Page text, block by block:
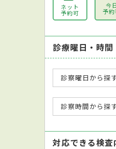
ネット
予約可
今
予約
診療曜日・時間
診察曜日から探
診察時間から探
対応できる検査